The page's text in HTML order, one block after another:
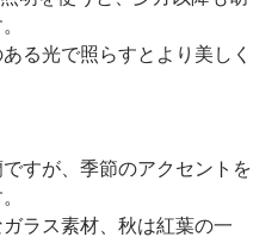
る光で照らすとより美しく
すが、季節のアクセントを
ラス素材、秋は紅葉の一